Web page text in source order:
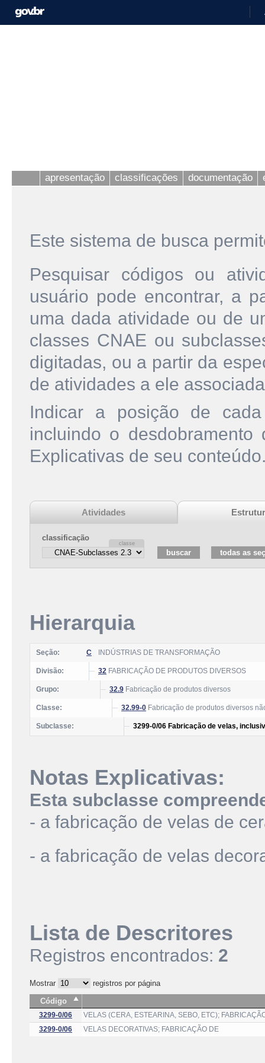
apresentação classificações documentação
Este sistema de busca
Pesquisar códigos ou
usuário pode encontrar, a
uma dada atividade ou de
classes CNAE ou
digitadas, ou a partir da
de atividades a ele
Indicar a posição de
incluindo o
Explicativas de seu
Atividades
classificação
Hierarquia
Seção: C INDÚSTRIAS DE TRANSFORMAÇÃO
Divisão: 32 FABRICAÇÃO DE PRODUTOS DIVERSOS
Grupo: 32.9 Fabricação de produtos diversos
Classe: 32.99-0 Fabricação de produtos diversos
Subclasse: 3299-0/06 Fabricação de velas,
Notas Explicativas:
Esta subclasse
- a fabricação de velas de
- a fabricação de velas
Lista de Descritores
Registros encontrados: 2
Mostrar
registros por página
Código
3299-0/06
VELAS (CERA, ESTEARINA, SEBO, ETC);
3299-0/06
VELAS DECORATIVAS; FABRICAÇÃO DE